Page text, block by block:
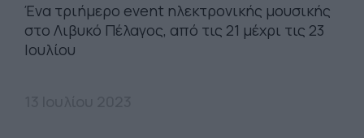
Ένα τριήμερο event ηλεκτρονικής μουσικής
στο Λιβυκό Πέλαγος, από τις 21 μέχρι τις 23
Ιουλίου